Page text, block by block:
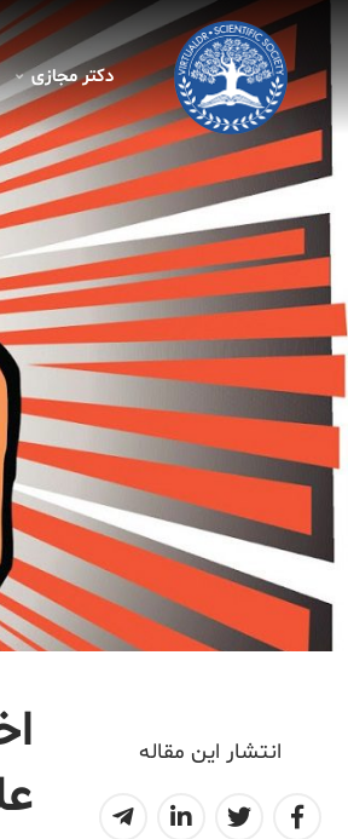
دکتر مجازی
انتشار این مقاله